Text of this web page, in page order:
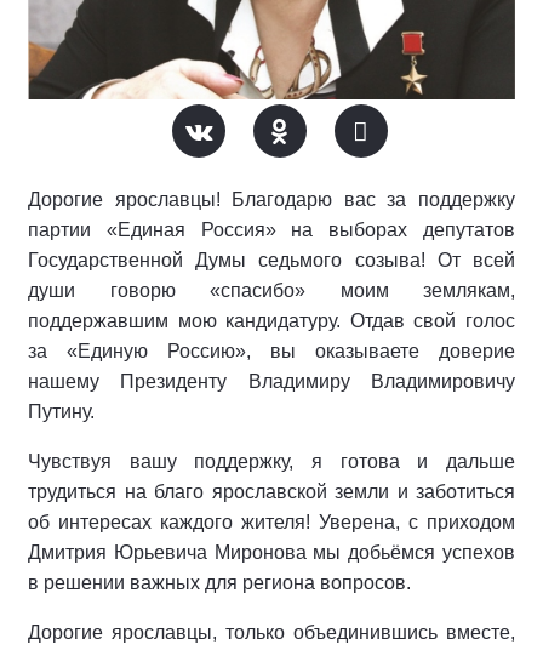
Дорогие ярославцы! Благодарю вас за поддержку
партии «Единая Россия» на выборах депутатов
Государственной Думы седьмого созыва! От всей
души говорю «спасибо» моим землякам,
поддержавшим мою кандидатуру. Отдав свой голос
за «Единую Россию», вы оказываете доверие
нашему Президенту Владимиру Владимировичу
Путину.
Чувствуя вашу поддержку, я готова и дальше
трудиться на благо ярославской земли и заботиться
об интересах каждого жителя! Уверена, с приходом
Дмитрия Юрьевича Миронова мы добьёмся успехов
в решении важных для региона вопросов.
Дорогие ярославцы, только объединившись вместе,